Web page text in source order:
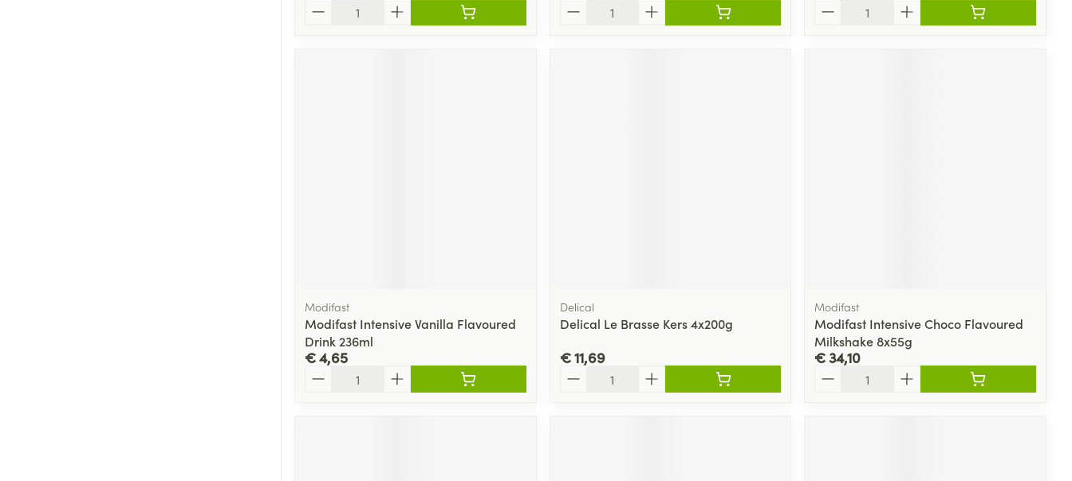
Modifast
Modifast Intensive Vanilla Flavoured
Drink 236ml
€ 4,65
Delical
Delical Le Brasse Kers 4x200g
€ 11,69
Modifast
Modifast Intensive Choco Flavoured
Milkshake 8x55g
€ 34,10